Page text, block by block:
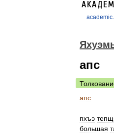
апс
апс
пхъэ
большая